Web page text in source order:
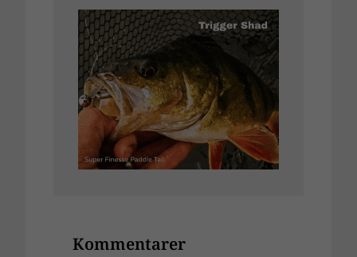
Kommentarer